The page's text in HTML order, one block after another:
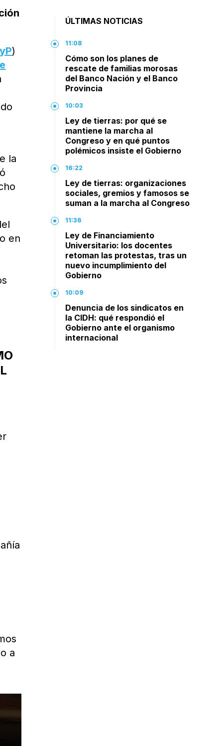
)
la
en
a
ÚLTIMAS NOTICIAS
11:08
Cómo son los planes de
rescate de familias morosas
del Banco Nación y el Banco
Provincia
10:03
Ley de tierras: por qué se
mantiene la marcha al
Congreso y en qué puntos
polémicos insiste el Gobierno
16:22
Ley de tierras: organizaciones
sociales, gremios y famosos se
suman a la marcha al Congreso
11:36
Ley de Financiamiento
Universitario: los docentes
retoman las protestas, tras un
nuevo incumplimiento del
Gobierno
10:09
Denuncia de los sindicatos en
la CIDH: qué respondió el
Gobierno ante el organismo
internacional